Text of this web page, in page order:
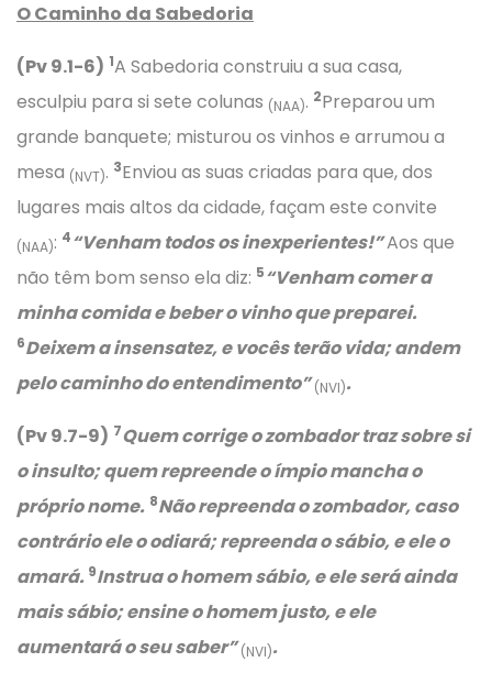
O Caminho da Sabedoria
(Pv 9.1-6) 1A Sabedoria construiu a sua casa,
esculpiu para si sete colunas (NAA). 2Preparou um
grande banquete; misturou os vinhos e arrumou a
mesa (NVT). 3Enviou as suas criadas para que, dos
lugares mais altos da cidade, façam este convite
(NAA): 4“Venham todos os inexperientes!”Aos que
não têm bom senso ela diz: 5“Venham comer a
minha comida e beber o vinho que preparei.
6Deixem a insensatez, e vocês terão vida; andem
pelo caminho do entendimento”(NVI).
(Pv 9.7-9) 7Quem corrige o zombador traz sobre si
o insulto; quem repreende o ímpio mancha o
próprio nome. 8Não repreenda o zombador, caso
contrário ele o odiará; repreenda o sábio, e ele o
amará. 9Instrua o homem sábio, e ele será ainda
mais sábio; ensine o homem justo, e ele
aumentará o seu saber”(NVI).